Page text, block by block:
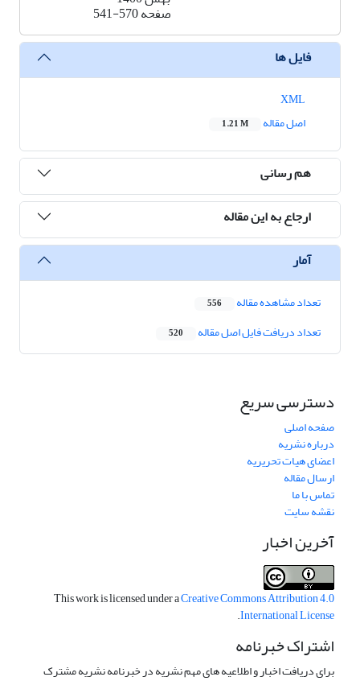
صفحه541-570
فایل ها
اصل مقاله
1.21 M
هم رسانی
ارجاع به این مقاله
آمار
تعداد مشاهده مقاله 556
تعداد دریافت فایل اصل مقاله 520
دسترسی سریع
صفحه اصلی
درباره نشریه
اعضای هیات تحریریه
ارسال مقاله
تماس با ما
نقشه سایت
آخرین اخبار
This work is licensed under aCreative Commons Attribution 4.0
International License
.
اشتراک خبرنامه
برای دریافت اخبار و اطلاعیه های مهم نشریه در خبرنامه نشریه مشترک